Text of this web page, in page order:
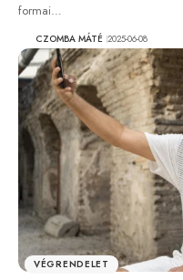
formai…
CZOMBA MÁTÉ 2025-06-08
VÉGRENDELET